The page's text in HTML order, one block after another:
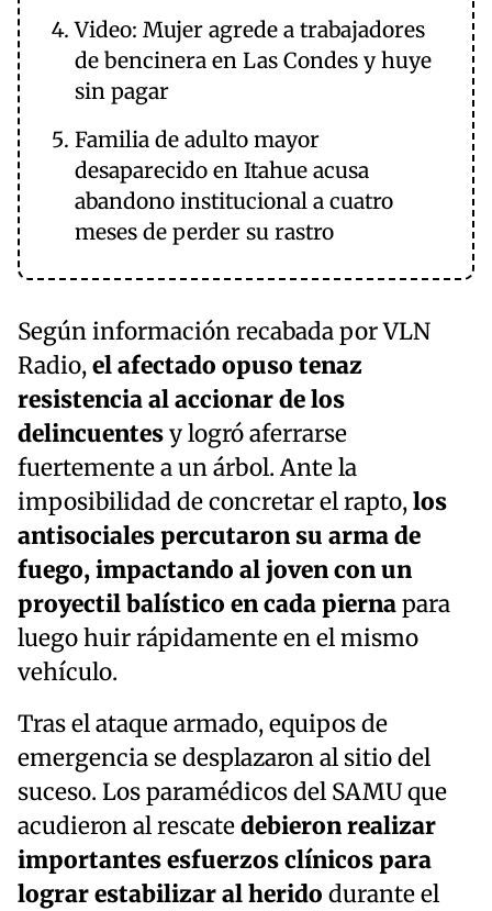
Video: Mujer agrede a trabajadores
de bencinera en Las Condes y huye
sin pagar
Familia de adulto mayor
desaparecido en Itahue acusa
abandono institucional a cuatro
meses de perder su rastro
Según información recabada por VLN
Radio,el afectado opuso tenaz
resistencia al accionar de los
delincuentesy logró aferrarse
fuertemente a un árbol. Ante la
imposibilidad de concretar el rapto,los
antisociales percutaron su arma de
fuego, impactando al joven con un
proyectil balístico en cada piernapara
luego huir rápidamente en el mismo
vehículo.
Tras el ataque armado, equipos de
emergencia se desplazaron al sitio del
suceso. Los paramédicos del SAMU que
acudieron al rescatedebieron realizar
importantes esfuerzos clínicos para
lograr estabilizar al herido durante el